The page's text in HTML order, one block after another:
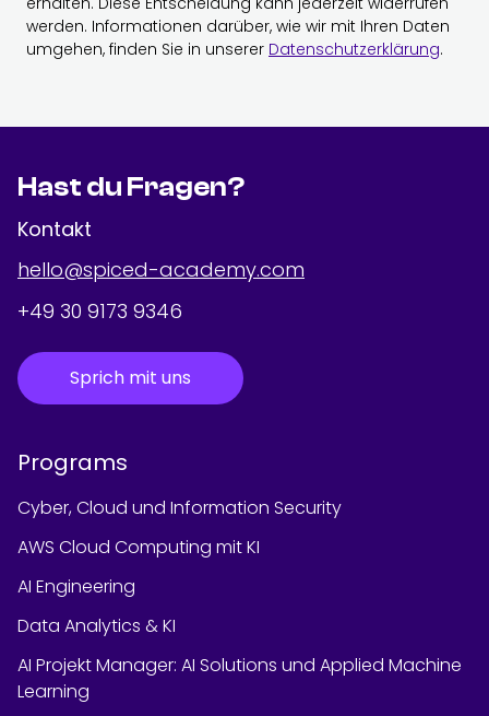
werden. Informationen darüber, wie wir mit Ihren Daten
umgehen, finden Sie in unserer Datenschutzerklärung.
Hast du Fragen?
Kontakt
hello@spiced-academy.com
+49 30 9173 9346
Sprich mit uns
Programs
Cyber, Cloud und Information Security
AWS Cloud Computing mit KI
AI Engineering
Data Analytics & KI
AI Projekt Manager: AI Solutions und Applied Machine
Learning